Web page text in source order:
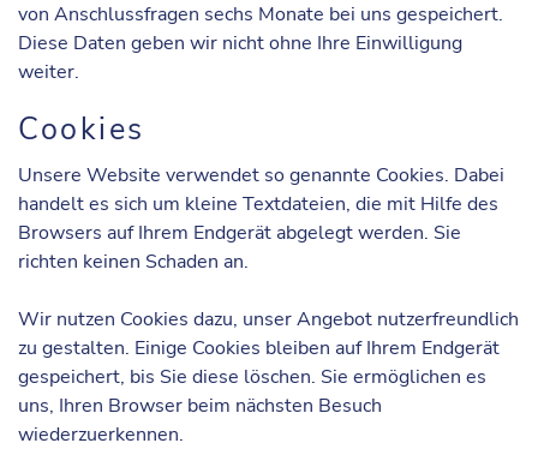
von Anschlussfragen sechs Monate bei uns gespeichert.
Diese Daten geben wir nicht ohne Ihre Einwilligung
weiter.
Cookies
Unsere Website verwendet so genannte Cookies. Dabei
handelt es sich um kleine Textdateien, die mit Hilfe des
Browsers auf Ihrem Endgerät abgelegt werden. Sie
richten keinen Schaden an.
Wir nutzen Cookies dazu, unser Angebot nutzerfreundlich
zu gestalten. Einige Cookies bleiben auf Ihrem Endgerät
gespeichert, bis Sie diese löschen. Sie ermöglichen es
uns, Ihren Browser beim nächsten Besuch
wiederzuerkennen.